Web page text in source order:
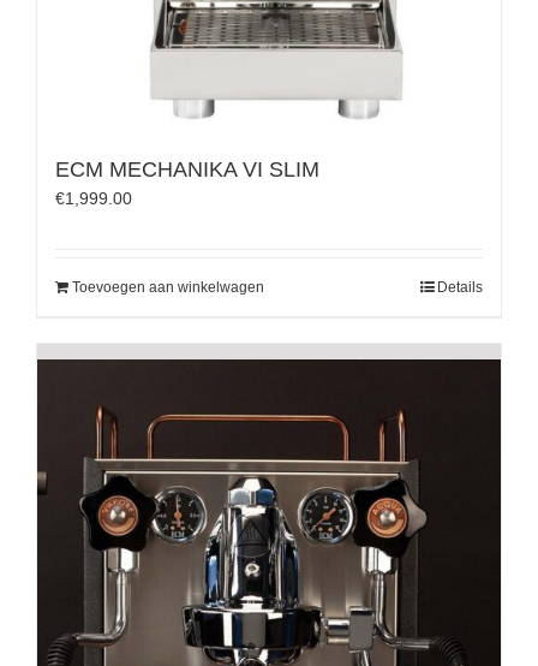
ECM MECHANIKA VI SLIM
€1,999.00
Toevoegen aan winkelwagen Details